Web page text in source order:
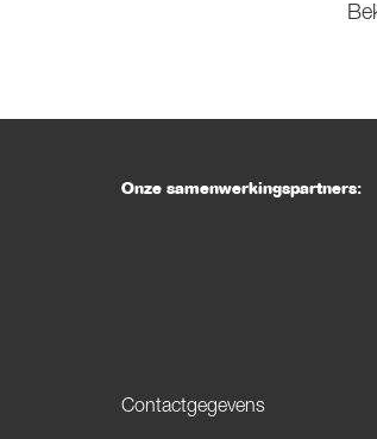
Onze samenwerkingspartners:
Contactgegevens